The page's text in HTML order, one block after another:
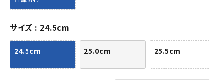
サイズ 24.5cm
24.5cm 25.0cm 25.5cm